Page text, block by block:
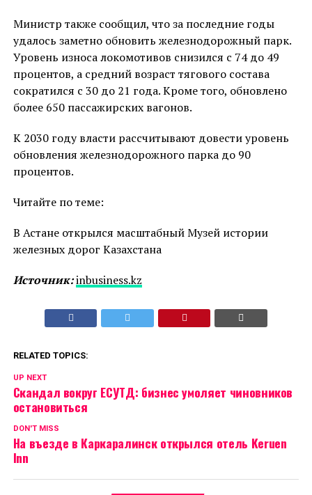
Министр также сообщил, что за последние годы
удалось заметно обновить железнодорожный парк.
Уровень износа локомотивов снизился с 74 до 49
процентов, а средний возраст тягового состава
сократился с 30 до 21 года. Кроме того, обновлено
более 650 пассажирских вагонов.
К 2030 году власти рассчитывают довести уровень
обновления железнодорожного парка до 90
процентов.
Читайте по теме:
В Астане открылся масштабный Музей истории
железных дорог Казахстана
Источник:inbusiness.kz
RELATED TOPICS:
UP NEXT
Скандал вокруг ЕСУТД: бизнес умоляет чиновников
остановиться
DON'T MISS
На въезде в Каркаралинск открылся отель Keruen
Inn